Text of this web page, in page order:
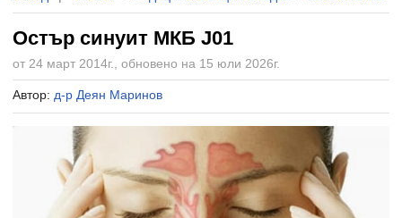
Остър синуит МКБ J01
от 24 март 2014г., обновено на 15 юли 2026г.
Автор: д-р Деян Маринов